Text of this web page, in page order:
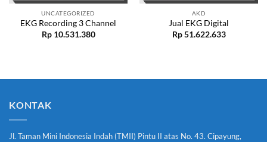
UNCATEGORIZED
EKG Recording 3 Channel
Rp10.531.380
AKD
Jual EKG Digital
Rp51.622.633
KONTAK
Jl. Taman Mini Indonesia Indah (TMII) Pintu II atas No. 43. Cipayung,